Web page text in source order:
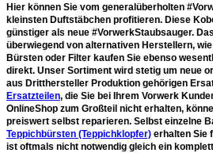
Hier können Sie vom generalüberholten
kleinsten Duftstäbchen profitieren. Diese
günstiger als neue #VorwerkStaubsauger.
überwiegend von alternativen Herstellern,
Bürsten oder Filter kaufen Sie ebenso
direkt. Unser Sortiment wird stetig um neue
aus Dritthersteller Produktion gehörigen
Ersatzteilen, die Sie bei Ihrem Vorwerk
OnlineShop zum Großteil nicht erhalten,
preiswert selbst reparieren. Selbst einzelne
Teppichbürsten (Teppichklopfer) erhalten Sie
ist oftmals nicht notwendig gleich ein